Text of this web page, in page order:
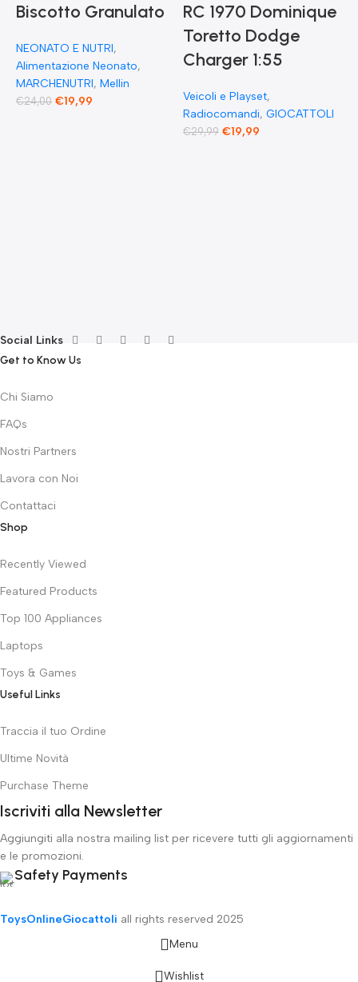
Biscotto Granulato
NEONATO E NUTRI,
Alimentazione Neonato,
MARCHENUTRI, Mellin
€24,00 €19,99
RC 1970 Dominique
Toretto Dodge
Charger 1:55
Veicoli e Playset,
Radiocomandi, GIOCATTOLI
€29,99 €19,99
Social Links
Get to Know Us
Chi Siamo
FAQs
Nostri Partners
Lavora con Noi
Contattaci
Shop
Recently Viewed
Featured Products
Top 100 Appliances
Laptops
Toys & Games
Useful Links
Traccia il tuo Ordine
Ultime Novità
Purchase Theme
Iscriviti alla Newsletter
Aggiungiti alla nostra mailing list per ricevere tutti gli aggiornamenti
e le promozioni.
Safety Payments
ToysOnlineGiocattoli all rights reserved 2025
Menu
Wishlist